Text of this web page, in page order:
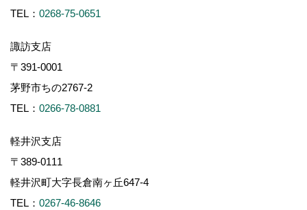
TEL： 0268-75-0651
諏訪支店
〒391-0001
茅野市ちの2767-2
TEL： 0266-78-0881
軽井沢支店
〒389-0111
軽井沢町大字長倉南ヶ丘647-4
TEL： 0267-46-8646